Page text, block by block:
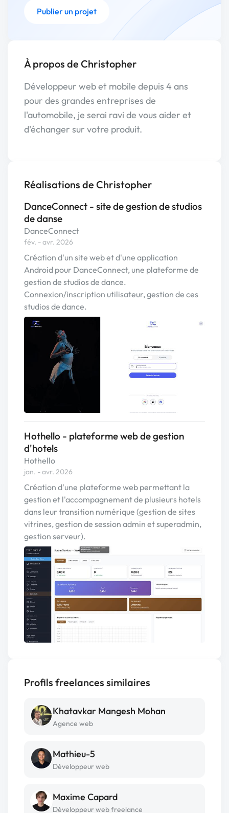
Publier un projet
À propos de Christopher
Développeur web et mobile depuis 4 ans
pour des grandes entreprises de
l'automobile, je serai ravi de vous aider et
d'échanger sur votre produit.
Réalisations de Christopher
DanceConnect - site de gestion de studios
de danse
DanceConnect
fév. - avr. 2026
Création d'un site web et d'une application
Android pour DanceConnect, une plateforme de
gestion de studios de dance.
Connexion/inscription utilisateur, gestion de ces
studios de dance.
Hothello - plateforme web de gestion
d'hotels
Hothello
jan. - avr. 2026
Création d'une plateforme web permettant la
gestion et l'accompagnement de plusieurs hotels
dans leur transition numérique (gestion de sites
vitrines, gestion de session admin et superadmin,
gestion serveur).
Profils freelances similaires
Khatavkar Mangesh Mohan
Agence web
Mathieu-5
Développeur web
Maxime Capard
Développeur web freelance